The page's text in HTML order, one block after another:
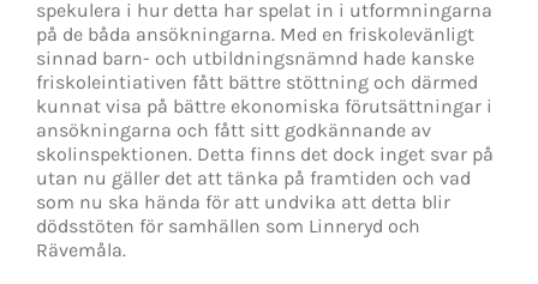
spekulera i hur detta har spelat in i utformningarna
på de båda ansökningarna. Med en friskolevänligt
sinnad barn- och utbildningsnämnd hade kanske
friskoleintiativen fått bättre stöttning och därmed
kunnat visa på bättre ekonomiska förutsättningar i
ansökningarna och fått sitt godkännande av
skolinspektionen. Detta finns det dock inget svar på
utan nu gäller det att tänka på framtiden och vad
som nu ska hända för att undvika att detta blir
dödsstöten för samhällen som Linneryd och
Rävemåla.